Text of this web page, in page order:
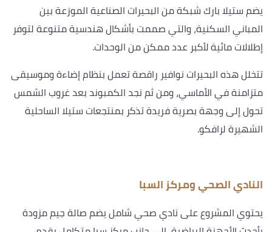
يضم ستيلا بارك شبكة من البحيرات الصناعية الموزعة بين
المباني السكنية، والتي صممت بأشكال هندسية متنوعة لتوفر
إطلالات مائية لأكبر عدد ممكن من الوحدات.
تتخلل هذه البحيرات نوافير راقصة تعمل بنظام إضاءة وموسيقى
متزامنة في الأماسي، ومن ثم نجد الكمبوند بعد غروب الشمس
تحول إلى وجهة بصرية فريدة تذكر بمنتجعات ستيلا الساحلية
الشهيرة لرافكو.
النادي الصحي ومركز السبا
يحتوي المشروع على نادي صحي شامل يضم صالة جيم مزودة